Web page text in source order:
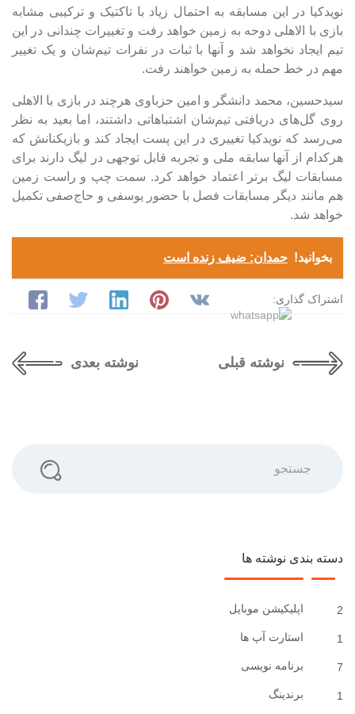
نویدکیا در این مسابقه به احتمال زیاد با تاکتیک و ترکیبی مشابه
بازی با الاهلی دوحه به زمین خواهد رفت و تغییرات چندانی در این
تیم ایجاد نخواهد شد و آنها با ثبات در نفرات تیم‌شان و یک تغییر
مهم در خط حمله به زمین خواهند رفت.
سیدحسین، محمد دانشگر و امین حزباوی هرچند در بازی با الاهلی
روی گل‌های دریافتی تیم‌شان اشتباهاتی داشتند، اما بعید به نظر
می‌رسد که نویدکیا تغییری در این پست ایجاد کند و بازیکنانش که
هرکدام از آنها سابقه ملی و تجربه قابل توجهی در لیگ دارند برای
مسابقات لیگ برتر اعتماد خواهد کرد. سمت چپ و راست زمین
هم مانند دیگر مسابقات فصل با حضور یوسفی و حاج‌صفی تکمیل
خواهد شد.
بخوانید! حمدان: ضیف زنده است
اشتراک گذاری:
نوشته قبلی نوشته بعدی
دسته بندی نوشته ها
2 اپلیکیشن موبایل
1 استارت آپ ها
7 برنامه نویسی
1 برندینگ